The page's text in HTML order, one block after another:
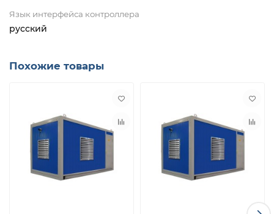
Язык интерфейса контроллера
русский
Похожие товары